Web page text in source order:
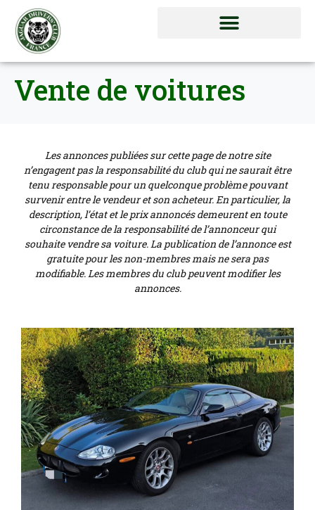
Vente de voitures
Les annonces publiées sur cette page de notre site
n’engagent pas la responsabilité du club qui ne saurait être
tenu responsable pour un quelconque problème pouvant
survenir entre le vendeur et son acheteur. En particulier, la
description, l’état et le prix annoncés demeurent en toute
circonstance de la responsabilité de l’annonceur qui
souhaite vendre sa voiture. La publication de l’annonce est
gratuite pour les non-membres mais ne sera pas
modifiable. Les membres du club peuvent modifier les
annonces.